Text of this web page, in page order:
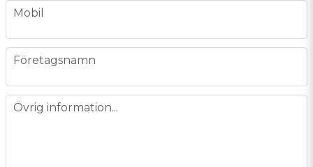
phone
Mobil
company
Företagsnamn
message
Övrig information...